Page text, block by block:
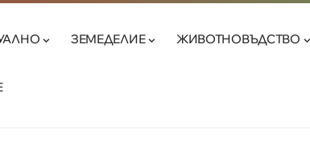
ЗЕМЕДЕЛИЕ ЖИВОТНОВЪДСТВО